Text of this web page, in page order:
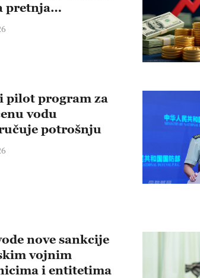
pretnja
miru i
pilot program za
vodu
potrošnju
nove sankcije
vojnim
i entitetima